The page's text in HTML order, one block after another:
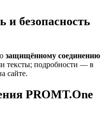
и безопасность
защищённому соединению
тексты; подробности — в
сайте.
PROMT.One